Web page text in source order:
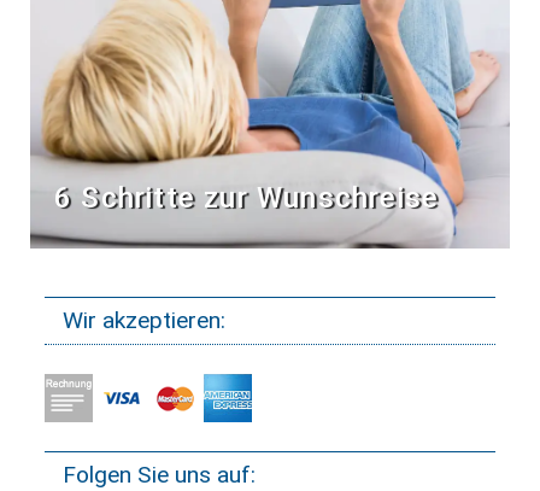
6 Schritte zur Wunschreise
Wir akzeptieren:
Folgen Sie uns auf: